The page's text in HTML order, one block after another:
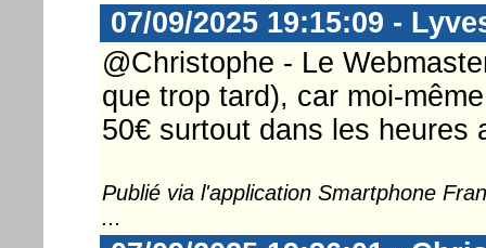
07/09/2025 19:15:09 -
@Christophe - Le
que trop tard), car moi-
50€ surtout dans les heures
Publié via l'application Smartphone
...